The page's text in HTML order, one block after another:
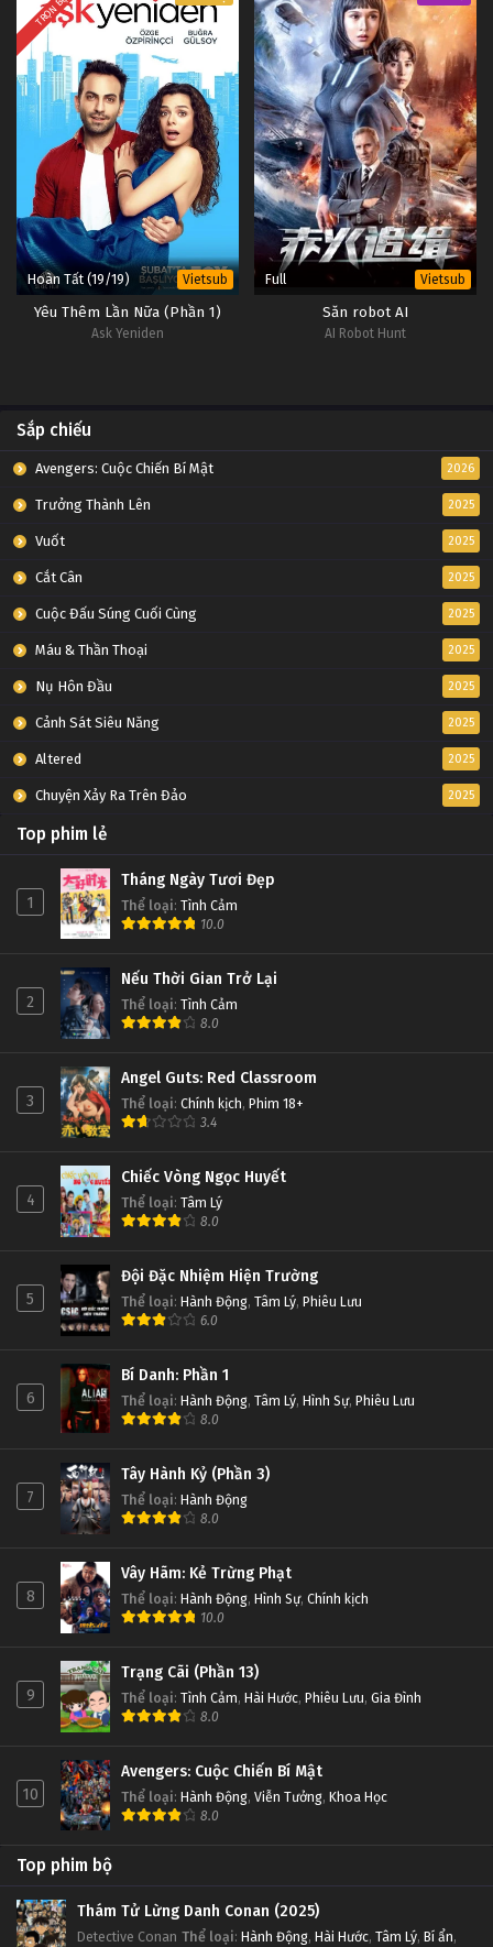
TRỌN BỘ
Hoàn Tất (19/19) Vietsub
Yêu Thêm Lần Nữa (Phần 1)
Ask Yeniden
Full Vietsub
Săn robot AI
AI Robot Hunt
Sắp chiếu
Avengers: Cuộc Chiến Bí Mật 2026
Trưởng Thành Lên 2025
Vuốt 2025
Cắt Cân 2025
Cuộc Đấu Súng Cuối Cùng 2025
Máu & Thần Thoại 2025
Nụ Hôn Đầu 2025
Cảnh Sát Siêu Năng 2025
Altered 2025
Chuyện Xảy Ra Trên Đảo 2025
Top phim lẻ
1
Tháng Ngày Tươi Đẹp
Thể loại: Tình Cảm
10.0
2
Nếu Thời Gian Trở Lại
Thể loại: Tình Cảm
8.0
3
Angel Guts: Red Classroom
Thể loại: Chính kịch, Phim 18+
3.4
4
Chiếc Vòng Ngọc Huyết
Thể loại: Tâm Lý
8.0
5
Đội Đặc Nhiệm Hiện Trường
Thể loại: Hành Động, Tâm Lý, Phiêu Lưu
6.0
6
Bí Danh: Phần 1
Thể loại: Hành Động, Tâm Lý, Hình Sự, Phiêu Lưu
8.0
7
Tây Hành Kỷ (Phần 3)
Thể loại: Hành Động
8.0
8
Vây Hãm: Kẻ Trừng Phạt
Thể loại: Hành Động, Hình Sự, Chính kịch
10.0
9
Trạng Cãi (Phần 13)
Thể loại: Tình Cảm, Hài Hước, Phiêu Lưu, Gia Đình
8.0
10
Avengers: Cuộc Chiến Bí Mật
Thể loại: Hành Động, Viễn Tưởng, Khoa Học
8.0
Top phim bộ
Thám Tử Lừng Danh Conan (2025)
Detective Conan Thể loại: Hành Động, Hài Hước, Tâm Lý, Bí ẩn,